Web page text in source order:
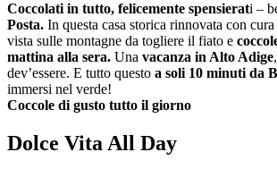
Coccolati in tutto, felicemente spensierati –
Posta. In questa casa storica rinnovata con
vista sulle montagne da togliere il fiato e
mattina alla sera. Una vacanza in Alto Adige
dev’essere. E tutto questo a soli 10 minuti da
immersi nel verde!
Coccole di gusto tutto il giorno
Dolce Vita All Day